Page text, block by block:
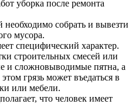
уборка после ремонта
необходимо собрать и вывезти
мусора.
специфический характер.
строительных смесей или
и сложновыводимые пятна, а
грязь может въедаться в
или мебели.
что человек имеет